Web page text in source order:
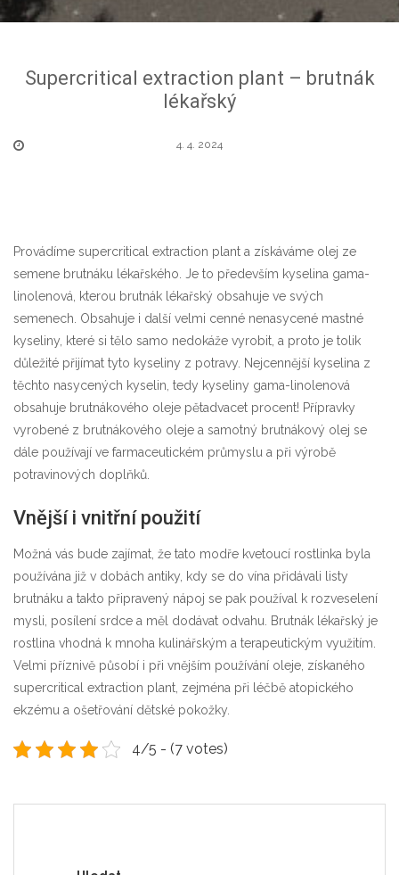
Supercritical extraction plant – brutnák
lékařský
4. 4. 2024
Provádíme supercritical extraction plant a získáváme olej ze
semene brutnáku lékařského. Je to především kyselina gama-
linolenová, kterou brutnák lékařský obsahuje ve svých
semenech. Obsahuje i další velmi cenné nenasycené mastné
kyseliny, které si tělo samo nedokáže vyrobit, a proto je tolik
důležité přijímat tyto kyseliny z potravy. Nejcennější kyselina z
těchto nasycených kyselin, tedy kyseliny gama-linolenová
obsahuje brutnákového oleje pětadvacet procent! Přípravky
vyrobené z brutnákového oleje a samotný brutnákový olej se
dále používají ve farmaceutickém průmyslu a při výrobě
potravinových doplňků.
Vnější i vnitřní použití
Možná vás bude zajímat, že tato modře kvetoucí rostlinka byla
používána již v dobách antiky, kdy se do vína přidávali listy
brutnáku a takto připravený nápoj se pak používal k rozveselení
mysli, posílení srdce a měl dodávat odvahu. Brutnák lékařský je
rostlina vhodná k mnoha kulinářským a terapeutickým využitím.
Velmi příznivě působí i při vnějším používání oleje, získaného
supercritical extraction plant , zejména při léčbě atopického
ekzému a ošetřování dětské pokožky.
4/5 - (7 votes)